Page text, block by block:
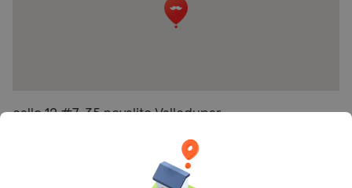
calle 12 #7-35 novalito Valledupar